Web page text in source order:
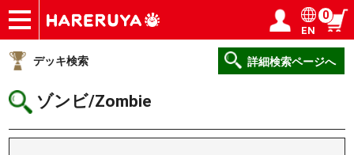
ショップ
買取
記事
デッキ検索
デッキ構築
選手一覧
店舗一覧
イベント
ヘルプ
お問い合わせ ログイン／会員登録
EN
0
デッキ検索 詳細検索ページへ
ゾンビ/Zombie